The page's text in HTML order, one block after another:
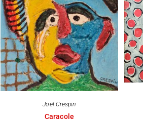
Joël Crespin
Caracole